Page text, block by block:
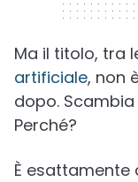
Ma il titolo, tra
artificiale, non
dopo.
Perché?
È